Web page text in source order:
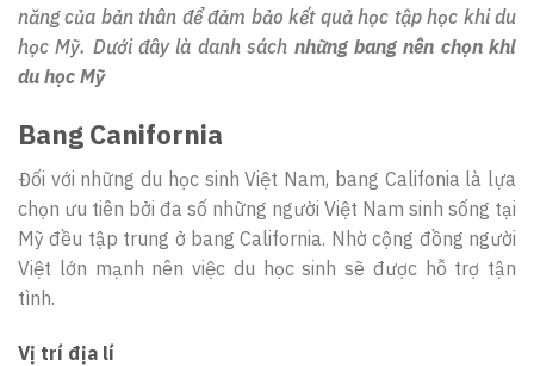
năng của bản thân để đảm bảo kết quả học tập học khi du
học Mỹ. Dưới đây là danh sách những bang nên chọn khi
du học Mỹ
Bang Canifornia
Đối với những du học sinh Việt Nam, bang Califonia là lựa
chọn ưu tiên bởi đa số những người Việt Nam sinh sống tại
Mỹ đều tập trung ở bang California. Nhờ cộng đồng người
Việt lớn mạnh nên việc du học sinh sẽ được hỗ trợ tận
tình.
Vị trí địa lí